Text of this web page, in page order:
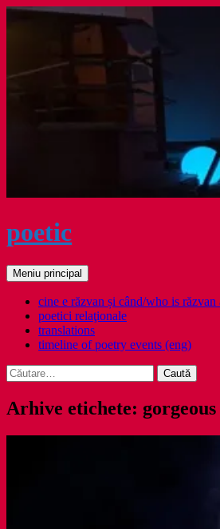
Sari
poetic
Caută
Meniu principal
cine e răzvan și când/who is răzvan
poetici relaţionale
translations
timeline of poetry events (eng)
Caută
după:
Arhive etichete: gorgeous